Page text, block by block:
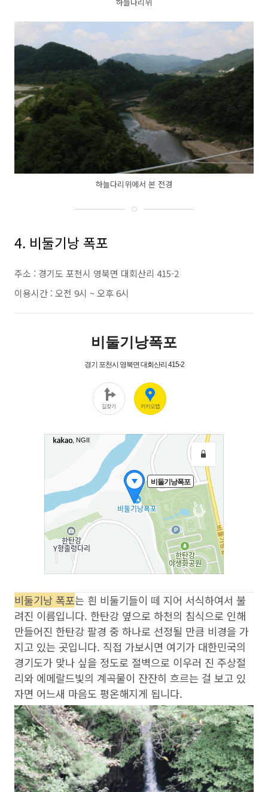
하늘다리위에서 본 전경
4. 비둘기낭 폭포
주소 : 경기도 포천시 영북면 대회산리 415-2
이용시간 : 오전 9시 ~ 오후 6시
비둘기낭 폭포는 흰 비둘기들이 떼 지어 서식하여서 불
려진 이름입니다. 한탄강 옆으로 하천의 침식으로 인해
만들어진 한탄강 팔경 중 하나로 선정될 만큼 비경을 가
지고 있는 곳입니다. 직접 가보시면 여기가 대한민국의
경기도가 맞나 싶을 정도로 절벽으로 이우러 진 주상절
리와 에메랄드빛의 계곡물이 잔잔히 흐르는 걸 보고 있
자면 어느새 마음도 평온해지게 됩니다.